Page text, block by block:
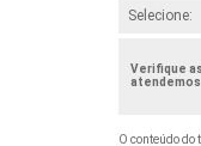
Selecione:
Verifique
atendemos
O conteúdo do